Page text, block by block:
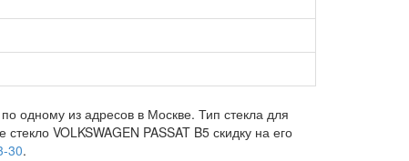
одному из адресов в Москве. Тип стекла для
VOLKSWAGEN PASSAT B5 скидку на его
30.